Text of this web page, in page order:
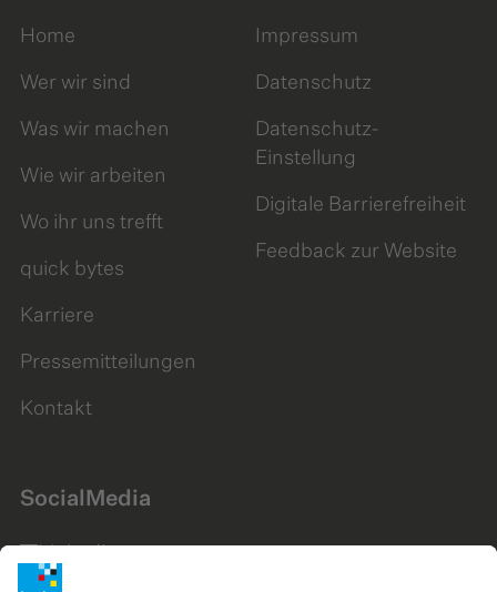
Home
Wer wir sind
Was wir machen
Wie wir arbeiten
Wo ihr uns trefft
quick bytes
Karriere
Pressemitteilungen
Kontakt
Impressum
Datenschutz
Datenschutz-
Einstellung
Digitale Barrierefreiheit
Feedback zur Website
SocialMedia